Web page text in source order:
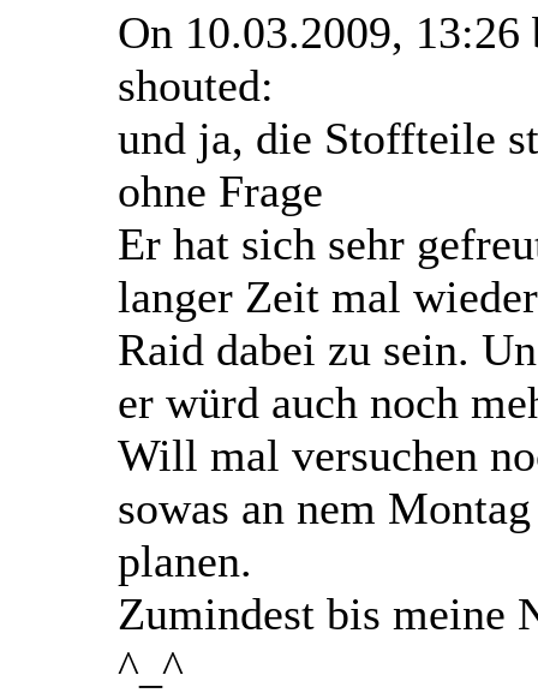
On 10.03.2009,
shouted:
und ja, die Stoffteile
ohne Frage
Er hat sich sehr
langer Zeit mal
Raid dabei zu sein.
er würd auch noch
Will mal versuchen
sowas an nem
planen.
Zumindest bis meine
^_^